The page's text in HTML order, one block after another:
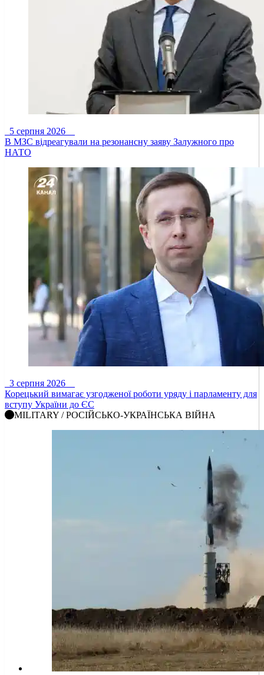
5 серпня 2026
В МЗС відреагували на резонансну заяву Залужного про
НАТО
3 серпня 2026
Корецький вимагає узгодженої роботи уряду і парламенту для
вступу України до ЄС
MILITARY / РОСІЙСЬКО-УКРАЇНСЬКА ВІЙНА